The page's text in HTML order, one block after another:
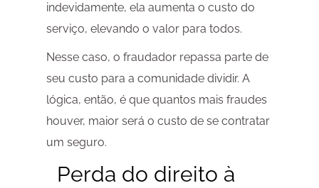
indevidamente, ela aumenta o custo do
serviço, elevando o valor para todos.
Nesse caso, o fraudador repassa parte de
seu custo para a comunidade dividir. A
lógica, então, é que quantos mais fraudes
houver, maior será o custo de se contratar
um seguro.
Perda do direito à